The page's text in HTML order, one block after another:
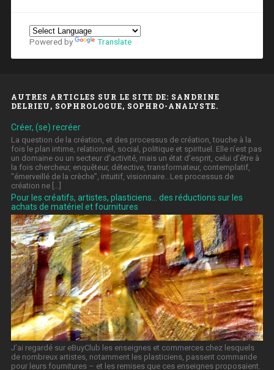
Powered by Translate
AUTRES ARTICLES SUR LE SITE DE: SANDRINE
DELRIEU, SOPHROLOGUE, SOPHRO-ANALYSTE.
Créer, (se) recréer
La question de la création, et des processus de création, touche à la
fois le plan intime, relationnel, social, politique et spirituel. Elle n’est pas
un domaine ou un secteur d’activité, mais un état d’esprit, celui d’être à
la fois chercheur, enquêteur, détective, transformateur, contemplatif,
“émerveillé de la crèche”, intuitif, visionnaire…Les processus de
création ne […]
Pour les créatifs, artistes, plasticiens… des réductions sur les
achats de matériel et fournitures
J’ai regardé sur eBuyClub les enseignes et commerces chez lesquels
de nombreux artistes, notamment les plasticiens, passent commande
pour leurs fournitures – et les remises que ces enseignes proposaient.